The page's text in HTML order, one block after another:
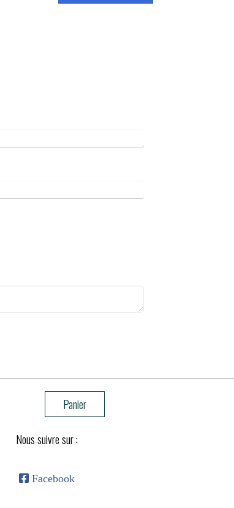
Panier
Nous suivre sur :
 Facebook